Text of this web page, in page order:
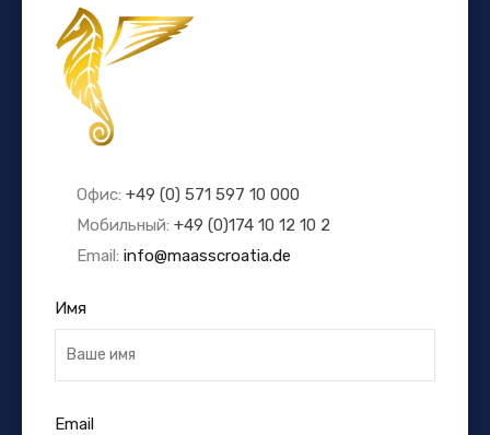
Офис: +49 (0) 571 597 10 000
Мобильный: +49 (0)174 10 12 10 2
Email: info@maasscroatia.de
Имя
Email